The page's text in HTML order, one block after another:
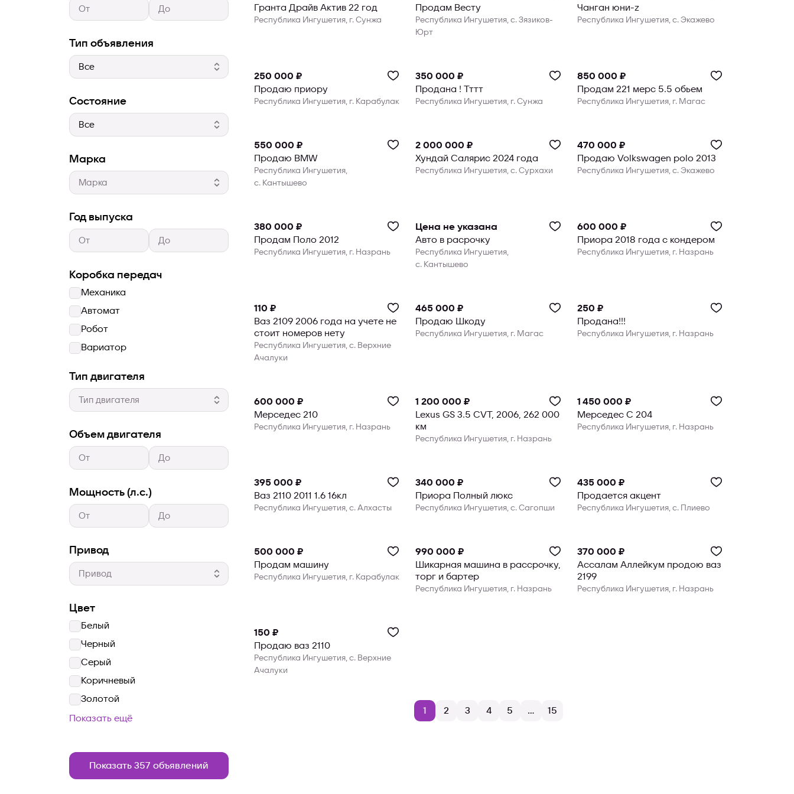
Тип объявления
Состояние
Марка
Год выпуска
Коробка передач
Механика
Автомат
Робот
Вариатор
Тип двигателя
Объем двигателя
Мощность (л.с.)
Привод
Цвет
Белый
Черный
Серый
Коричневый
Золотой
Показать ещё
Показать 357 объявлений
Гранта Драйв Актив 22 год
Республика Ингушетия, г. Сунжа
Продам Весту
Республика Ингушетия, с. Зязиков-
Юрт
Чанган юни-z
Республика Ингушетия, с. Экажево
250 000 ₽
Продаю приору
Республика Ингушетия, г. Карабулак
350 000 ₽
Продана ! Тттт
Республика Ингушетия, г. Сунжа
850 000 ₽
Продам 221 мерс 5.5 обьем
Республика Ингушетия, г. Магас
550 000 ₽
Продаю BMW
Республика Ингушетия,
с. Кантышево
2 000 000 ₽
Хундай Салярис 2024 года
Республика Ингушетия, с. Сурхахи
470 000 ₽
Продаю Volkswagen polo 2013
Республика Ингушетия, с. Экажево
380 000 ₽
Продам Поло 2012
Республика Ингушетия, г. Назрань
Цена не указана
Авто в расрочку
Республика Ингушетия,
с. Кантышево
600 000 ₽
Приора 2018 года с кондером
Республика Ингушетия, г. Назрань
110 ₽
Ваз 2109 2006 года на учете не
стоит номеров нету
Республика Ингушетия, с. Верхние
Ачалуки
465 000 ₽
Продаю Шкоду
Республика Ингушетия, г. Магас
250 ₽
Продана!!!
Республика Ингушетия, г. Назрань
600 000 ₽
Мерседес 210
Республика Ингушетия, г. Назрань
1 200 000 ₽
Lexus GS 3.5 CVT, 2006, 262 000
км
Республика Ингушетия, г. Назрань
1 450 000 ₽
Мерседес C 204
Республика Ингушетия, г. Назрань
395 000 ₽
Ваз 2110 2011 1.6 16кл
Республика Ингушетия, с. Алхасты
340 000 ₽
Приора Полный люкс
Республика Ингушетия, с. Сагопши
435 000 ₽
Продается акцент
Республика Ингушетия, с. Плиево
500 000 ₽
Продам машину
Республика Ингушетия, г. Карабулак
990 000 ₽
Шикарная машина в рассрочку,
торг и бартер
Республика Ингушетия, г. Назрань
370 000 ₽
Ассалам Аллейкум продою ваз
2199
Республика Ингушетия, г. Назрань
150 ₽
Продаю ваз 2110
Республика Ингушетия, с. Верхние
Ачалуки
1 2 3 4 5 ... 15